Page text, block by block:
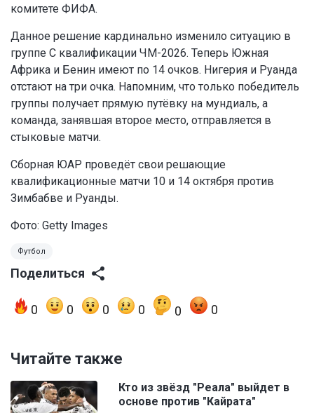
комитете ФИФА.
Данное решение кардинально изменило ситуацию в
группе C квалификации ЧМ-2026. Теперь Южная
Африка и Бенин имеют по 14 очков. Нигерия и Руанда
отстают на три очка. Напомним, что только победитель
группы получает прямую путёвку на мундиаль, а
команда, занявшая второе место, отправляется в
стыковые матчи.
Сборная ЮАР проведёт свои решающие
квалификационные матчи 10 и 14 октября против
Зимбабве и Руанды.
Фото: Getty Images
Футбол
Поделиться
0 0 0 0 0 0
Читайте также
Кто из звёзд "Реала" выйдет в
основе против "Кайрата"